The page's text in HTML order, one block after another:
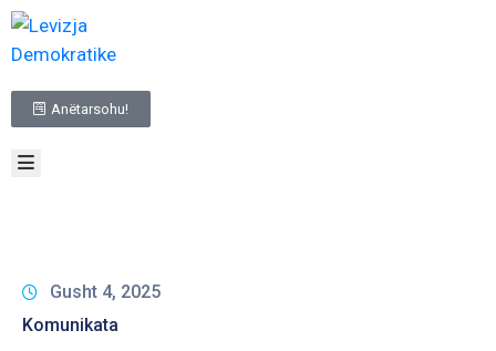
Anëtarsohu!
BALLINA
RRETH
TË
KARAKTER
PUBLIK
Gusht 4, 2025
Komunikata